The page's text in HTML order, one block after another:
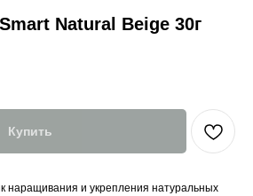
Natural Beige 30г
Купить
наращивания и укрепления натуральных